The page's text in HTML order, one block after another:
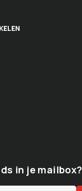
in je mailbox?